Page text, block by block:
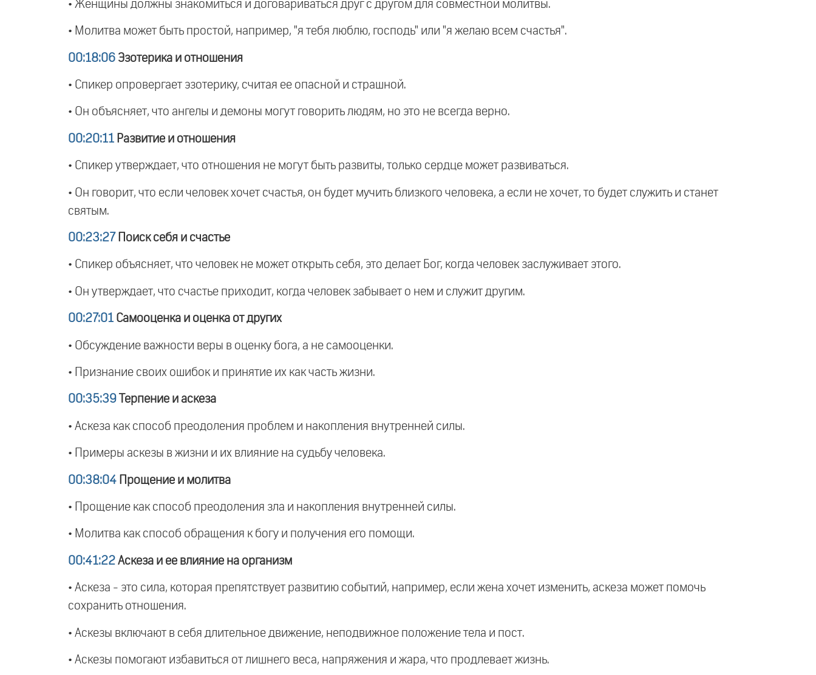
• Женщины должны знакомиться и договариваться друг с другом для совместной молитвы.
• Молитва может быть простой, например, "я тебя люблю, господь" или "я желаю всем счастья".
00:18:06 Эзотерика и отношения
• Спикер опровергает эзотерику, считая ее опасной и страшной.
• Он объясняет, что ангелы и демоны могут говорить людям, но это не всегда верно.
00:20:11 Развитие и отношения
• Спикер утверждает, что отношения не могут быть развиты, только сердце может развиваться.
• Он говорит, что если человек хочет счастья, он будет мучить близкого человека, а если не хочет, то будет служить и станет
святым.
00:23:27 Поиск себя и счастье
• Спикер объясняет, что человек не может открыть себя, это делает Бог, когда человек заслуживает этого.
• Он утверждает, что счастье приходит, когда человек забывает о нем и служит другим.
00:27:01 Самооценка и оценка от других
• Обсуждение важности веры в оценку бога, а не самооценки.
• Признание своих ошибок и принятие их как часть жизни.
00:35:39 Терпение и аскеза
• Аскеза как способ преодоления проблем и накопления внутренней силы.
• Примеры аскезы в жизни и их влияние на судьбу человека.
00:38:04 Прощение и молитва
• Прощение как способ преодоления зла и накопления внутренней силы.
• Молитва как способ обращения к богу и получения его помощи.
00:41:22 Аскеза и ее влияние на организм
• Аскеза - это сила, которая препятствует развитию событий, например, если жена хочет изменить, аскеза может помочь
сохранить отношения.
• Аскезы включают в себя длительное движение, неподвижное положение тела и пост.
• Аскезы помогают избавиться от лишнего веса, напряжения и жара, что продлевает жизнь.